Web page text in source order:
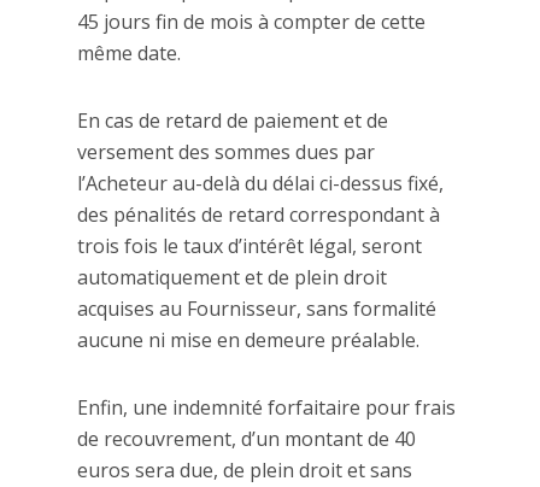
45 jours fin de mois à compter de cette
même date.
En cas de retard de paiement et de
versement des sommes dues par
l’Acheteur au-delà du délai ci-dessus fixé,
des pénalités de retard correspondant à
trois fois le taux d’intérêt légal, seront
automatiquement et de plein droit
acquises au Fournisseur, sans formalité
aucune ni mise en demeure préalable.
Enfin, une indemnité forfaitaire pour frais
de recouvrement, d’un montant de 40
euros sera due, de plein droit et sans